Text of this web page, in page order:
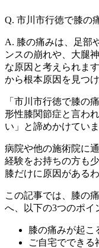
Q. 市川市行徳で膝の
A. 膝の痛みは、足部
ンスの崩れや、大腿
な原因と考えられま
から根本原因を見つ
「市川市行徳で膝の
形性膝関節症と言わ
い」と諦めかけてい
病院や他の施術院に
経験をお持ちの方も
膝だけに原因がある
この記事では、膝の
へ、以下の3つのポイ
膝の痛みが起こ
ご自宅でできる